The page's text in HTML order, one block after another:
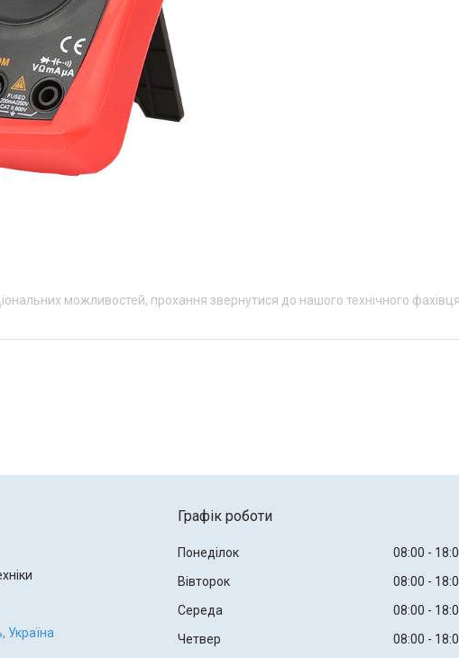
можливостей, прохання звернутися до нашого технічного
Україна
Графік роботи
Понеділок 08:00
Вівторок
08:00
Середа
08:00
Четвер
08:00